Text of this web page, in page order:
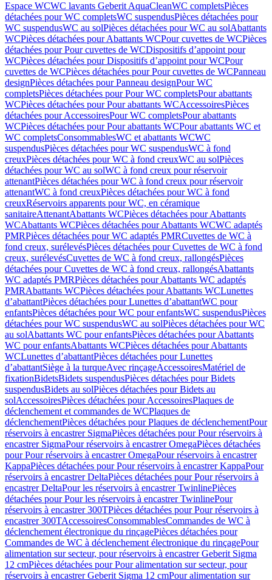
Espace WCWC lavants Geberit AquaCleanWC completsPièces
détachées pour WC completsWC suspendusPièces détachées pour
WC suspendusWC au solPièces détachées pour WC au solAbattants
WCPièces détachées pour Abattants WCPour cuvettes de WCPièces
détachées pour Pour cuvettes de WCDispositifs d’appoint pour
WCPièces détachées pour Dispositifs d’appoint pour WCPour
cuvettes de WCPièces détachées pour Pour cuvettes de WCPanneau
designPièces détachées pour Panneau designPour WC
completsPièces détachées pour Pour WC completsPour abattants
WCPièces détachées pour Pour abattants WCAccessoiresPièces
détachées pour AccessoiresPour WC completsPour abattants
WCPièces détachées pour Pour abattants WCPour abattants WC et
WC completsConsommablesWC et abattants WCWC
suspendusPièces détachées pour WC suspendusWC à fond
creuxPièces détachées pour WC à fond creuxWC au solPièces
détachées pour WC au solWC à fond creux pour réservoir
attenantPièces détachées pour WC à fond creux pour réservoir
attenantWC à fond creuxPièces détachées pour WC à fond
creuxRéservoirs apparents pour WC, en céramique
sanitaireAttenantAbattants WCPièces détachées pour Abattants
WCAbattants WCPièces détachées pour Abattants WCWC adaptés
PMRPièces détachées pour WC adaptés PMRCuvettes de WC à
fond creux, surélevésPièces détachées pour Cuvettes de WC à fond
creux, surélevésCuvettes de WC à fond creux, rallongésPièces
détachées pour Cuvettes de WC à fond creux, rallongésAbattants
WC adaptés PMRPièces détachées pour Abattants WC adaptés
PMRAbattants WCPièces détachées pour Abattants WCLunettes
d’abattantPièces détachées pour Lunettes d’abattantWC pour
enfantsPièces détachées pour WC pour enfantsWC suspendusPièces
détachées pour WC suspendusWC au solPièces détachées pour WC
au solAbattants WC pour enfantsPièces détachées pour Abattants
WC pour enfantsAbattants WCPièces détachées pour Abattants
WCLunettes d’abattantPièces détachées pour Lunettes
d’abattantSiège à la turqueAvec rinçageAccessoiresMatériel de
fixationBidetsBidets suspendusPièces détachées pour Bidets
suspendusBidets au solPièces détachées pour Bidets au
solAccessoiresPièces détachées pour AccessoiresPlaques de
déclenchement et commandes de WCPlaques de
déclenchementPièces détachées pour Plaques de déclenchementPour
réservoirs à encastrer SigmaPièces détachées pour Pour réservoirs à
encastrer SigmaPour réservoirs à encastrer OmegaPièces détachées
pour Pour réservoirs à encastrer OmegaPour réservoirs à encastrer
KappaPièces détachées pour Pour réservoirs à encastrer KappaPour
réservoirs à encastrer DeltaPièces détachées pour Pour réservoirs à
encastrer DeltaPour les réservoirs à encastrer TwinlinePièces
détachées pour Pour les réservoirs à encastrer TwinlinePour
réservoirs à encastrer 300TPièces détachées pour Pour réservoirs à
encastrer 300TAccessoiresConsommablesCommandes de WC à
déclenchement électronique du rinçagePièces détachées pour
Commandes de WC à déclenchement électronique du rinçagePour
alimentation sur secteur, pour réservoirs à encastrer Geberit Sigma
12 cmPièces détachées pour Pour alimentation sur secteur, pour
réservoirs à encastrer Geberit Sigma 12 cmPour alimentation sur